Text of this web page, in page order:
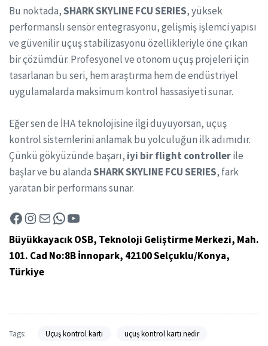
Bu noktada,SHARK SKYLINE FCU SERIES, yüksek
performanslı sensör entegrasyonu, gelişmiş işlemci yapısı
ve güvenilir uçuş stabilizasyonu özellikleriyle öne çıkan
bir çözümdür. Profesyonel ve otonom uçuş projeleri için
tasarlanan bu seri, hem araştırma hem de endüstriyel
uygulamalarda maksimum kontrol hassasiyeti sunar.
Eğer sen de İHA teknolojisine ilgi duyuyorsan, uçuş
kontrol sistemlerini anlamak bu yolculuğun ilk adımıdır.
Çünkü gökyüzünde başarı, iyi bir flight controllerile
başlar ve bu alandaSHARK SKYLINE FCU SERIES, fark
yaratan bir performans sunar.
Büyükkayacık OSB, Teknoloji Geliştirme Merkezi, Mah.
101. Cad No:8B İnnopark, 42100 Selçuklu/Konya,
Türkiye
Tags: Uçuş kontrol kartı uçuş kontrol kartı nedir